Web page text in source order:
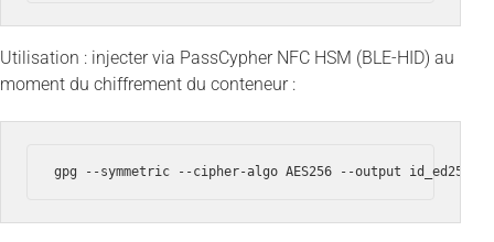
Utilisation : injecter via PassCypher NFC HSM (BLE-HID) au
moment du chiffrement du conteneur :
gpg --symmetric --cipher-algo AES256 --output